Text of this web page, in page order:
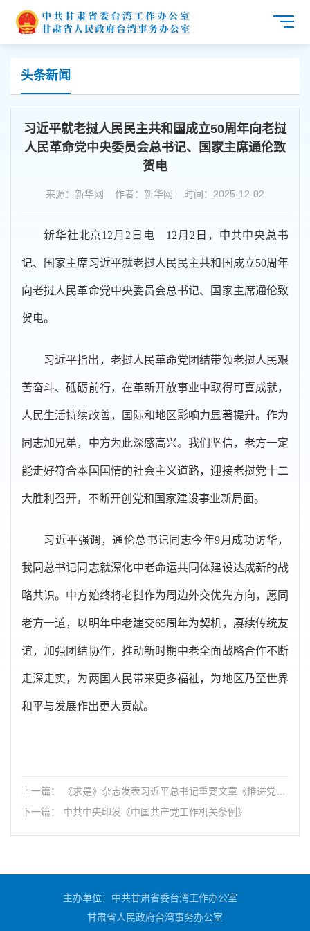
头条新闻
习近平就老挝人民民主共和国成立50周年向老挝
人民革命党中央委员会总书记、国家主席通伦致
贺电
来源：新华网 作者：新华网 时间：2025-12-02
新华社北京12月2日电 12月2日，中共中央总书
记、国家主席习近平就老挝人民民主共和国成立50周年
向老挝人民革命党中央委员会总书记、国家主席通伦致
贺电。
习近平指出，老挝人民革命党团结带领老挝人民艰
苦奋斗、砥砺前行，在革新开放事业中取得可喜成就，
人民生活持续改善，国际和地区影响力显著提升。作为
同志加兄弟，中方为此深感高兴。我们坚信，老方一定
能走好符合本国国情的社会主义道路，迎接老挝党十二
大胜利召开，不断开创党和国家建设事业新局面。
习近平强调，通伦总书记同志今年9月成功访华，
我同总书记同志就深化中老命运共同体建设达成新的战
略共识。中方始终将老挝作为周边外交优先方向，愿同
老方一道，以明年中老建交65周年为契机，赓续传统友
谊，加强团结协作，推动新时期中老全面战略合作不断
走深走实，为两国人民带来更多福祉，为地区乃至世界
和平与发展作出更大贡献。
上一篇： 《求是》杂志发表习近平总书记重要文章《推进党的
自我革命要做到“五个进一步到位”》
下一篇： 中共中央印发《中国共产党工作机关条例》
主办单位：中共甘肃省委台湾工作办公室
甘肃省人民政府台湾事务办公室